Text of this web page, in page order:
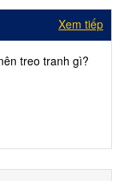
Xem tiếp
treo tranh gì?